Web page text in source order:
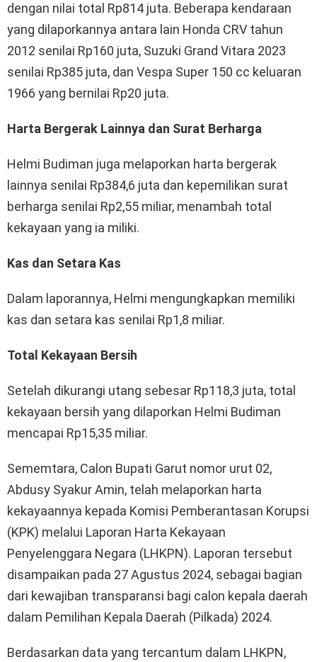
dengan nilai total Rp814 juta. Beberapa kendaraan
yang dilaporkannya antara lain Honda CRV tahun
2012 senilai Rp160 juta, Suzuki Grand Vitara 2023
senilai Rp385 juta, dan Vespa Super 150 cc keluaran
1966 yang bernilai Rp20 juta.
Harta Bergerak Lainnya dan Surat Berharga
Helmi Budiman juga melaporkan harta bergerak
lainnya senilai Rp384,6 juta dan kepemilikan surat
berharga senilai Rp2,55 miliar, menambah total
kekayaan yang ia miliki.
Kas dan Setara Kas
Dalam laporannya, Helmi mengungkapkan memiliki
kas dan setara kas senilai Rp1,8 miliar.
Total Kekayaan Bersih
Setelah dikurangi utang sebesar Rp118,3 juta, total
kekayaan bersih yang dilaporkan Helmi Budiman
mencapai Rp15,35 miliar.
Sememtara, Calon Bupati Garut nomor urut 02,
Abdusy Syakur Amin, telah melaporkan harta
kekayaannya kepada Komisi Pemberantasan Korupsi
(KPK) melalui Laporan Harta Kekayaan
Penyelenggara Negara (LHKPN). Laporan tersebut
disampaikan pada 27 Agustus 2024, sebagai bagian
dari kewajiban transparansi bagi calon kepala daerah
dalam Pemilihan Kepala Daerah (Pilkada) 2024.
Berdasarkan data yang tercantum dalam LHKPN,